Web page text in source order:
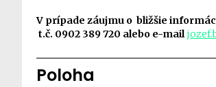
V prípade záujmu o bližšie
t.č. 0902 389 720 alebo e-mail
Poloha